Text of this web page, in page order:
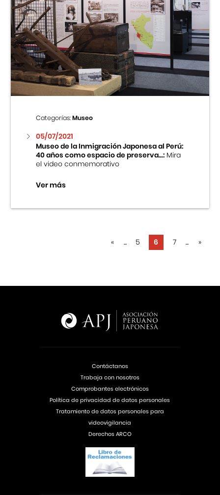
Categorías:Museo
05/07/2021
Museo de la Inmigración Japonesa al Perú:
40 años como espacio de preserva...:Mira
el video conmemorativo
Ver más
« ... 5 6 7 ... »
Contáctanos
Trabaja con nosotros
Comprobantes electrónicos
Política de privacidad de datos personales
Tratamiento de datos personales para
videovigilancia
Derechos ARCO